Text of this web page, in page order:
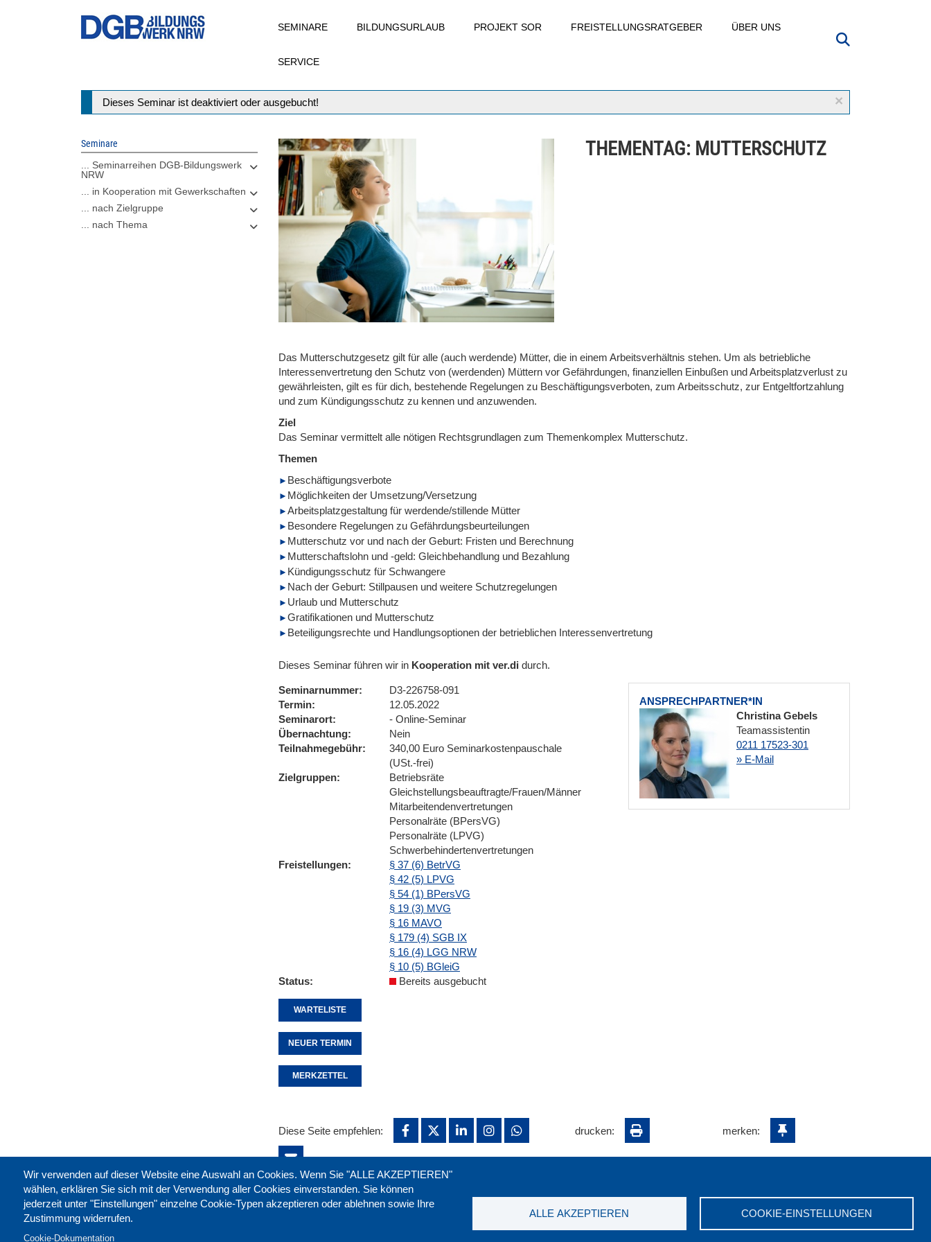
SEMINARE BILDUNGSURLAUB PROJEKT SOR FREISTELLUNGSRATGEBER ÜBER UNS
SERVICE
×
Statusmeldung
Dieses Seminar ist deaktiviert oder ausgebucht!
Seminare
... Seminarreihen DGB-Bildungswerk
NRW
... in Kooperation mit Gewerkschaften
... nach Zielgruppe
... nach Thema
THEMENTAG: MUTTERSCHUTZ
Das Mutterschutzgesetz gilt für alle (auch werdende) Mütter, die in einem Arbeitsverhältnis stehen. Um als betriebliche
Interessenvertretung den Schutz von (werdenden) Müttern vor Gefährdungen, finanziellen Einbußen und Arbeitsplatzverlust zu
gewährleisten, gilt es für dich, bestehende Regelungen zu Beschäftigungsverboten, zum Arbeitsschutz, zur Entgeltfortzahlung
und zum Kündigungsschutz zu kennen und anzuwenden.
Ziel
Das Seminar vermittelt alle nötigen Rechtsgrundlagen zum Themenkomplex Mutterschutz.
Themen
Beschäftigungsverbote
Möglichkeiten der Umsetzung/Versetzung
Arbeitsplatzgestaltung für werdende/stillende Mütter
Besondere Regelungen zu Gefährdungsbeurteilungen
Mutterschutz vor und nach der Geburt: Fristen und Berechnung
Mutterschaftslohn und -geld: Gleichbehandlung und Bezahlung
Kündigungsschutz für Schwangere
Nach der Geburt: Stillpausen und weitere Schutzregelungen
Urlaub und Mutterschutz
Gratifikationen und Mutterschutz
Beteiligungsrechte und Handlungsoptionen der betrieblichen Interessenvertretung
Dieses Seminar führen wir in Kooperation mit ver.di durch.
ANSPRECHPARTNER*IN
Christina Gebels
Teamassistentin
0211 17523-301
» E-Mail
Seminarnummer
D3-226758-091
Termin
12.05.2022
Seminarort
- Online-Seminar
Übernachtung
Nein
Teilnahmegebühr
340,00 Euro Seminarkostenpauschale
(USt.-frei)
Zielgruppen
Betriebsräte
Gleichstellungsbeauftragte/Frauen/Männer
Mitarbeitendenvertretungen
Personalräte (BPersVG)
Personalräte (LPVG)
Schwerbehindertenvertretungen
Freistellungen
§ 37 (6) BetrVG
§ 42 (5) LPVG
§ 54 (1) BPersVG
§ 19 (3) MVG
§ 16 MAVO
§ 179 (4) SGB IX
§ 16 (4) LGG NRW
§ 10 (5) BGleiG
Status
Bereits ausgebucht
WARTELISTE
NEUER TERMIN
MERKZETTEL
Wir verwenden auf dieser Website eine Auswahl an Cookies. Wenn Sie "ALLE AKZEPTIEREN"
wählen, erklären Sie sich mit der Verwendung aller Cookies einverstanden. Sie können
jederzeit unter "Einstellungen" einzelne Cookie-Typen akzeptieren oder ablehnen sowie Ihre
Zustimmung widerrufen.
Cookie-Dokumentation
COOKIE-EINSTELLUNGEN
ALLE AKZEPTIEREN
Diese Seite empfehlen: drucken: merken: